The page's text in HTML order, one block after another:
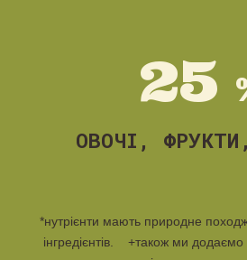
25
ОВОЧІ,
*нутрієнти мають природне
інгредієнтів. +також ми додаємо